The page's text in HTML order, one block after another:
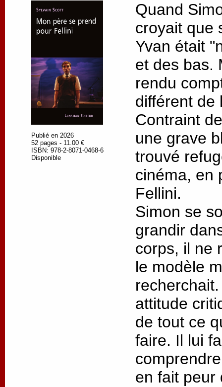
Publié en 2026
52 pages - 11.00 €
ISBN: 978-2-8071-0468-6
Disponible
Quand
croyait que
Yvan était
et des bas.
rendu
différent de
Contraint
une grave
trouvé
cinéma, en
Fellini.
Simon se
grandir
corps, il ne
le modèle
attitude
de tout ce
faire. Il lui
en fait peur